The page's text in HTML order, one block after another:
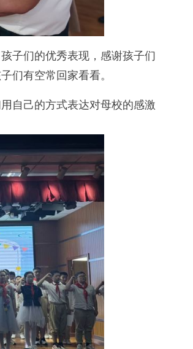
子们的优秀表现，感谢孩子们
们有空常回家看看。
自己的方式表达对母校的感激